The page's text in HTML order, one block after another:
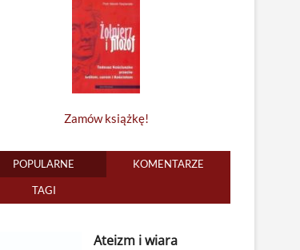
Zamów książkę!
POPULARNE KOMENTARZE
TAGI
Ateizm i wiara